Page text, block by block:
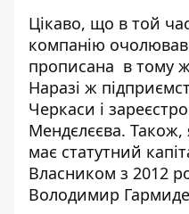
Цікаво, що в той
компанію
прописана в тому
Наразі ж
Черкаси і
Мендєлєєва. Також,
має статутний
Власником з 2012
Володимир